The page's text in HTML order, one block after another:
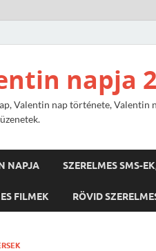
napja
Valentin nap története, Valentin
NAPJA SZERELMES SMS-
FILMEK RÖVID